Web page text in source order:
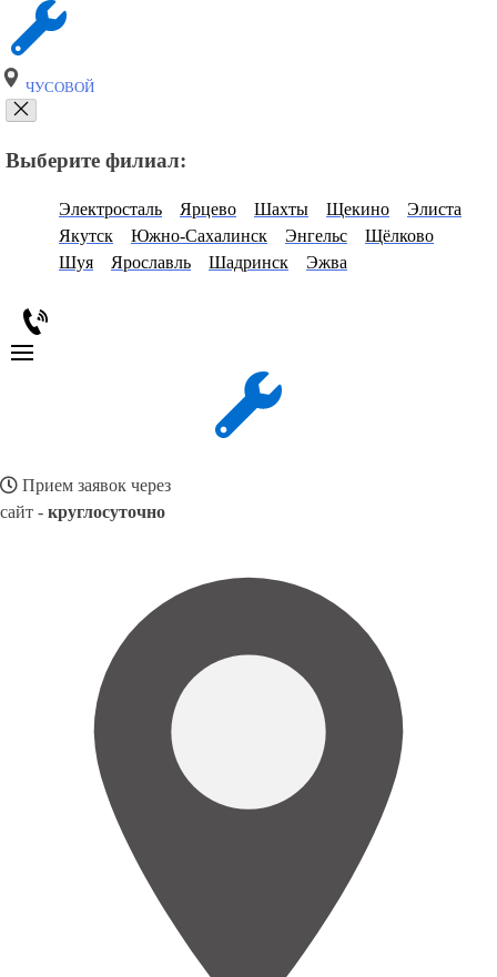
ЧУСОВОЙ
Выберите филиал:
Электросталь Ярцево Шахты Щекино
Элиста
Якутск
Южно-Сахалинск Энгельс
Щёлково
Шуя
Ярославль Шадринск Эжва
Прием заявок через
сайт - круглосуточно